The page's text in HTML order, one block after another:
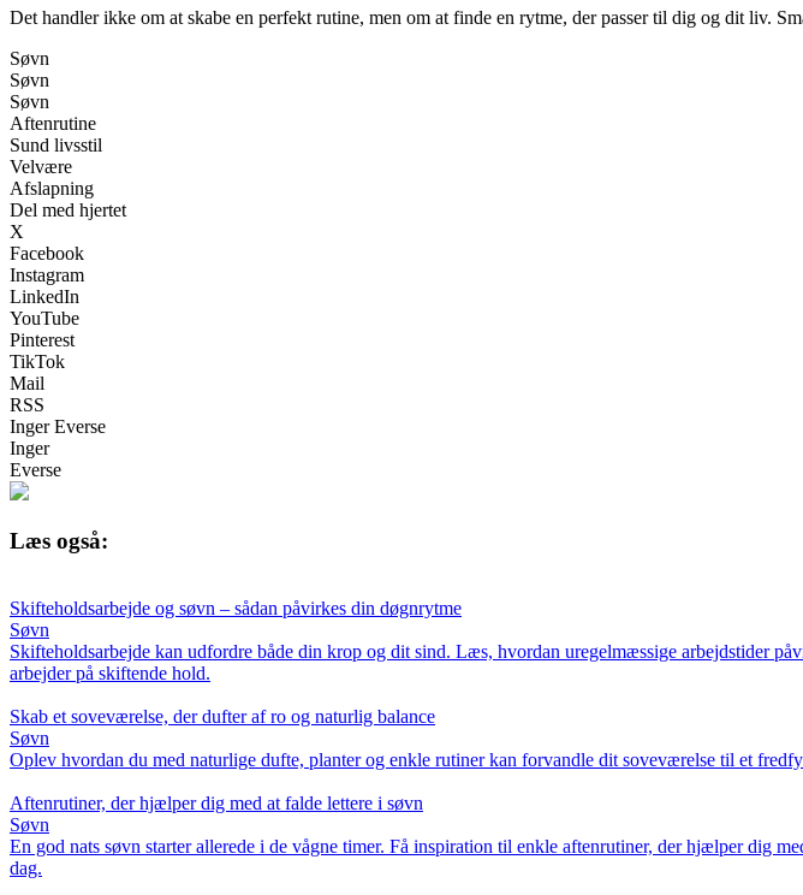
Det handler ikke om at skabe en perfekt rutine, men om at finde en rytme, der passer til dig og dit liv.
Søvn
Søvn
Søvn
Aftenrutine
Sund livsstil
Velvære
Afslapning
Del med hjertet
X
Facebook
Instagram
LinkedIn
YouTube
Pinterest
TikTok
Mail
RSS
Inger Everse
Inger
Everse
Læs også:
Skifteholdsarbejde og søvn – sådan påvirkes din døgnrytme
Søvn
Skifteholdsarbejde kan udfordre både din krop og dit sind. Læs, hvordan uregelmæssige arbejdstider
arbejder på skiftende hold.
Skab et soveværelse, der dufter af ro og naturlig balance
Søvn
Oplev hvordan du med naturlige dufte, planter og enkle rutiner kan forvandle dit soveværelse til et
Aftenrutiner, der hjælper dig med at falde lettere i søvn
Søvn
En god nats søvn starter allerede i de vågne timer. Få inspiration til enkle aftenrutiner, der hjælper dig
dag.